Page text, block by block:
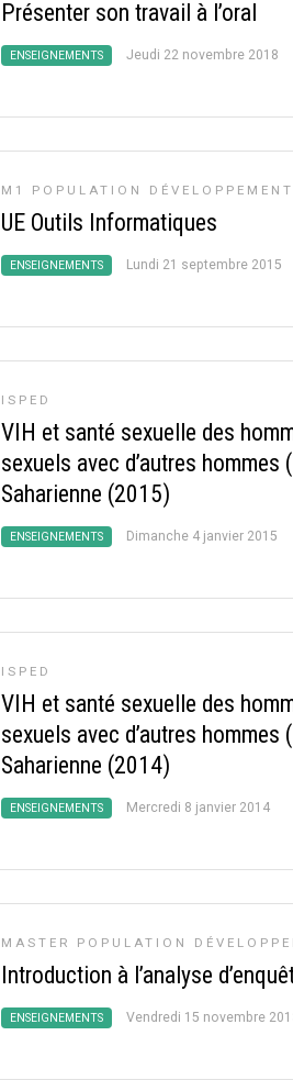
Présenter son travail à l’oral
ENSEIGNEMENTS Jeudi 22 novembre 2018
M1 POPULATION DÉVELOPPEMENT
UE Outils Informatiques
ENSEIGNEMENTS Lundi 21 septembre 2015
ISPED
VIH et santé sexuelle des
sexuels avec d’autres
Saharienne (2015)
ENSEIGNEMENTS Dimanche 4 janvier 2015
ISPED
VIH et santé sexuelle des
sexuels avec d’autres
Saharienne (2014)
ENSEIGNEMENTS Mercredi 8 janvier 2014
MASTER POPULATION
Introduction à l’analyse
ENSEIGNEMENTS Vendredi 15 novembre